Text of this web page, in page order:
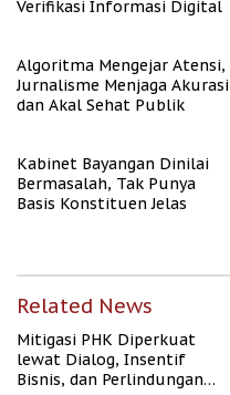
Verifikasi Informasi Digital
Algoritma Mengejar Atensi,
Jurnalisme Menjaga Akurasi
dan Akal Sehat Publik
Kabinet Bayangan Dinilai
Bermasalah, Tak Punya
Basis Konstituen Jelas
Related News
Mitigasi PHK Diperkuat
lewat Dialog, Insentif
Bisnis, dan Perlindungan